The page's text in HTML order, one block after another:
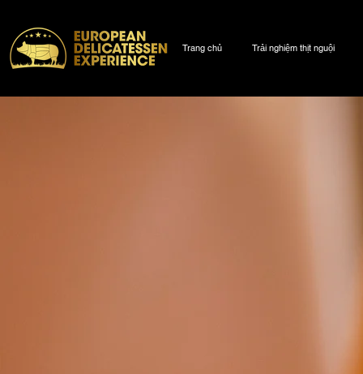
Trang chủ Trải nghiệm thịt nguội